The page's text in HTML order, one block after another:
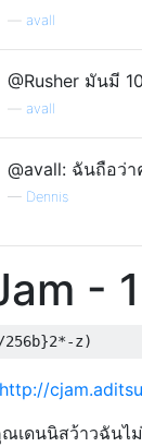
avall
@Rusher มันมี
avall
@avall: ฉันถือว่
— Dennis
-
http://
เดนนิสว้าวฉันไ